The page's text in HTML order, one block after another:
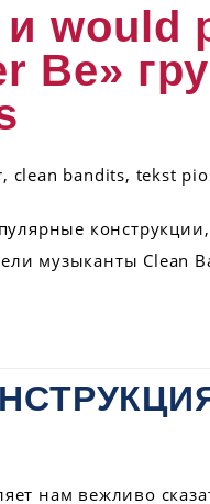
would
Be»
музыканты Clean
нам вежливо